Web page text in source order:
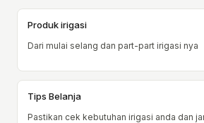
Produk irigasi
Dari mulai selang dan part-part irigasi nya
Tips Belanja
Pastikan cek kebutuhan irigasi anda dan